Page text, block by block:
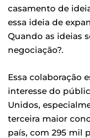
casamento de
essa ideia de
Quando as ideias
negociação?.
Essa colaboração
interesse do
Unidos,
terceira maior
país, com 295 mil